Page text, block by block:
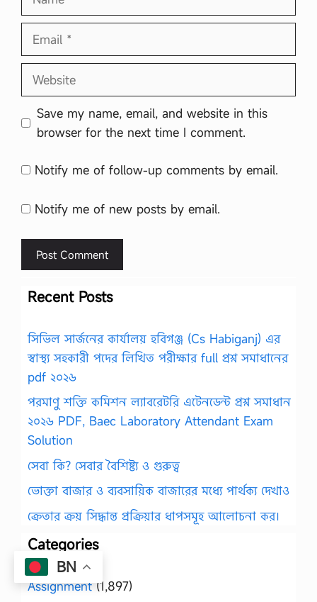
Email
Website
Save my name, email, and website in this
browser for the next time I comment.
Notify me of follow-up comments by email.
Notify me of new posts by email.
Recent Posts
সিভিল সার্জনের কার্যালয় হবিগঞ্জ (Cs Habiganj) এর
স্বাস্থ্য সহকারী পদের লিখিত পরীক্ষার full প্রশ্ন সমাধানের
pdf ২০২৬
পরমাণু শক্তি কমিশন ল্যাবরেটরি এটেনডেন্ট প্রশ্ন সমাধান
২০২৬ PDF, Baec Laboratory Attendant Exam
Solution
সেবা কি? সেবার বৈশিষ্ট্য ও গুরুত্ব
ভোক্তা বাজার ও ব্যবসায়িক বাজারের মধ্যে পার্থক্য দেখাও
ক্রেতার ক্রয় সিদ্ধান্ত প্রক্রিয়ার ধাপসমূহ আলোচনা কর।
Categories
Assignment(1,897)
BN